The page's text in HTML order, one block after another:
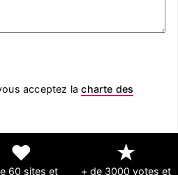
acceptez lacharte des
❤
60 sites et
★
+ de 3000 votes et